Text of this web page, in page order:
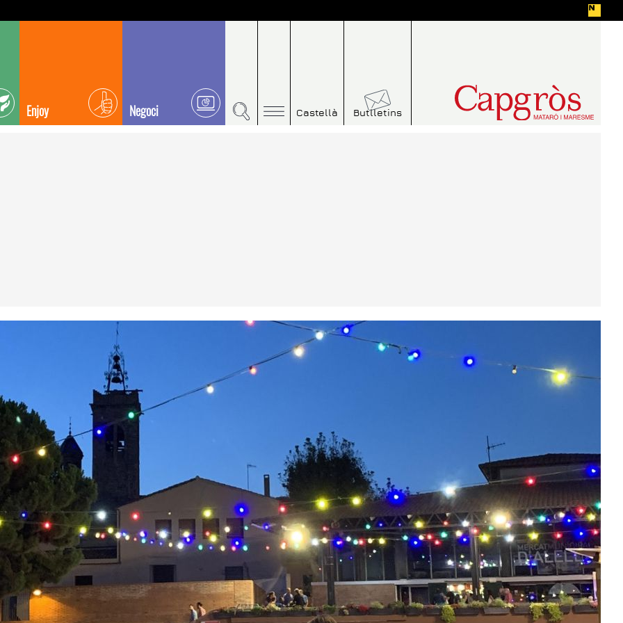
Enjoy Negoci Castellà Butlletins